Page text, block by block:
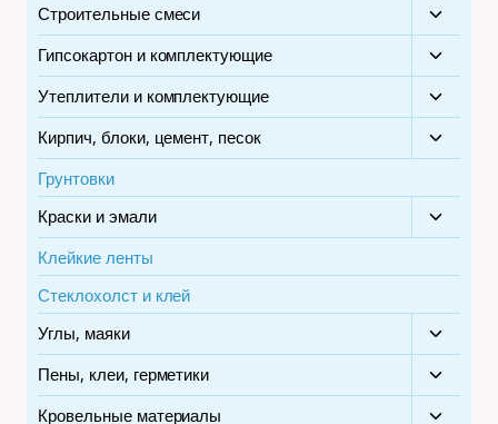
Строительные смеси
меню
Гипсокартон и комплектующие
меню
Утеплители и комплектующие
меню
Кирпич, блоки, цемент, песок
меню
Грунтовки
Краски и эмали
меню
Клейкие ленты
Стеклохолст и клей
Углы, маяки
меню
Пены, клеи, герметики
Кровельные материалы